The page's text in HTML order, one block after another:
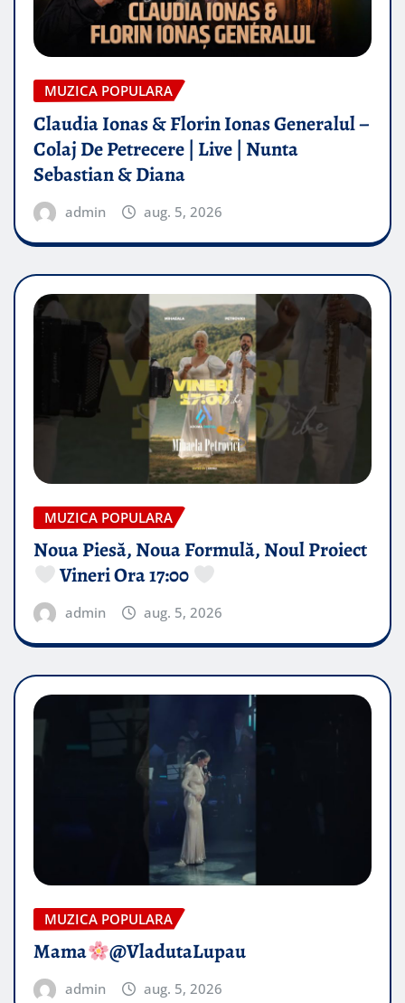
MUZICA POPULARA
Claudia Ionas & Florin Ionas Generalul –
Colaj De Petrecere | Live | Nunta
Sebastian & Diana
admin aug. 5, 2026
MUZICA POPULARA
Noua Piesă, Noua Formulă, Noul Proiect
Vineri Ora 17:00
admin aug. 5, 2026
MUZICA POPULARA
Mama @VladutaLupau
admin aug. 5, 2026